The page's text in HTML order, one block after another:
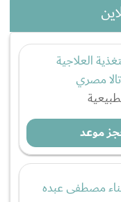
العلاجية
مصري
موعد
مصطفى عبده